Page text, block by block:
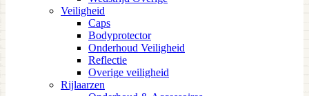
Veiligheid
Caps
Bodyprotector
Onderhoud Veiligheid
Reflectie
Overige veiligheid
Rijlaarzen